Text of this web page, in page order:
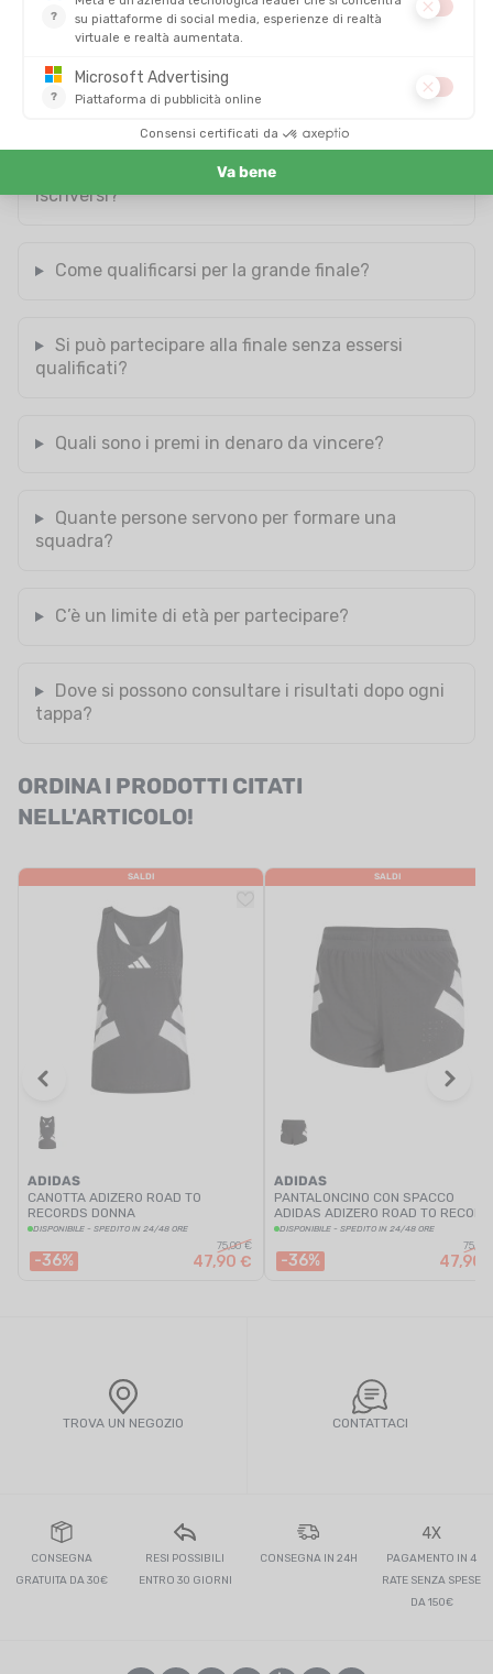
contesto diverso dalle gare classiche.
FAQ - Tutto sulla Blocks League 2026
Vuoi unirti all’avventura? Ecco le risposte alle domande più
frequenti sulla Blocks League.
Bisogna essere un corridore professionista per
iscriversi?
Come qualificarsi per la grande finale?
Si può partecipare alla finale senza essersi
qualificati?
Quali sono i premi in denaro da vincere?
Quante persone servono per formare una
squadra?
C’è un limite di età per partecipare?
Dove si possono consultare i risultati dopo ogni
tappa?
ORDINA I PRODOTTI CITATI
NELL'ARTICOLO!
SALDI
ADIDAS
CANOTTA ADIZERO ROAD TO
RECORDS DONNA
DISPONIBILE - SPEDITO IN 24/48 ORE
-36%
75,00 €
47,90 €
SALDI
ADIDAS
PANTALONCINO CON SPACCO
ADIDAS ADIZERO ROAD TO
DONNA
DISPONIBILE - SPEDITO IN 24/48 ORE
-36%
75,00
47,90
TROVA UN NEGOZIO CONTATTACI
CONSEGNA
GRATUITA DA 30€
RESI POSSIBILI
ENTRO 30 GIORNI
CONSEGNA IN 24H
4X
PAGAMENTO IN 4
RATE SENZA SPESE
DA 150€